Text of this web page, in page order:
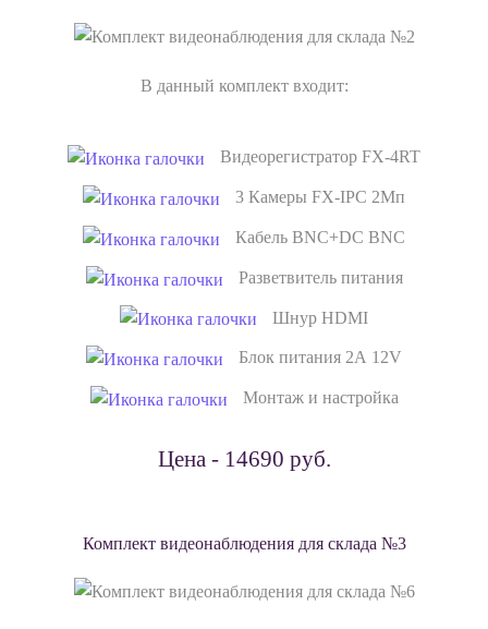
В данный комплект входит:
Видеорегистратор FX-4RT
3 Камеры FX-IPC 2Мп
Кабель BNC+DC BNC
Разветвитель питания
Шнур HDMI
Блок питания 2А 12V
Монтаж и настройка
Цена - 14690 руб.
Комплект видеонаблюдения для склада №3